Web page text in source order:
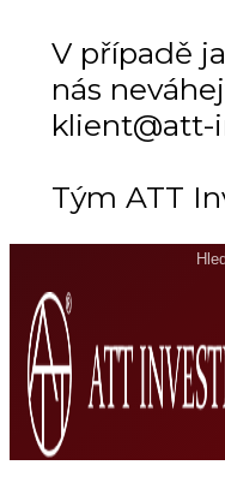
V případě
nás
klient@att-
Tým ATT